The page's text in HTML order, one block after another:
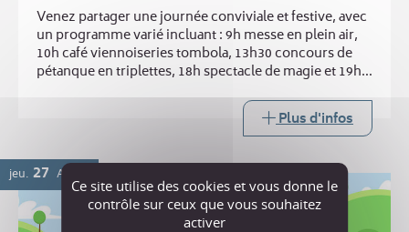
Venez partager une journée conviviale et festive, avec
un programme varié incluant : 9h messe en plein air,
10h café viennoiseries tombola, 13h30 concours de
pétanque en triplettes, 18h spectacle de magie et 19h
Plus d'infos
jeu. 27 AOÛT
Ce site utilise des cookies et vous donne le
contrôle sur ceux que vous souhaitez
activer